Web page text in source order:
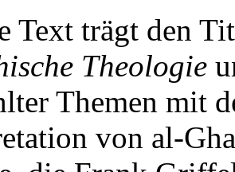
Text trägt den
Theologie
Themen mit
von al-